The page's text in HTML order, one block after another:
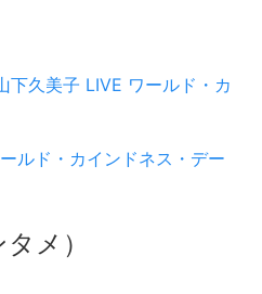
下久美子 LIVE ワールド・カ
ルド・カインドネス・デー
メ）